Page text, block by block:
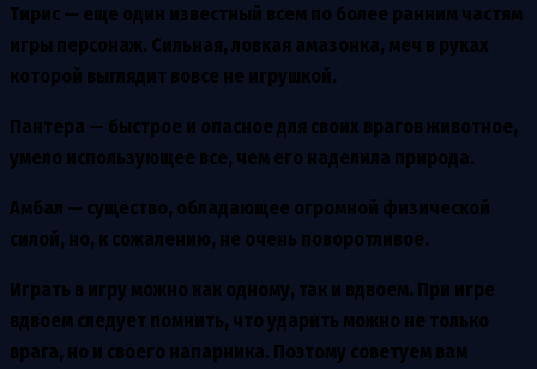
Тирис — еще один известный всем по более ранним частям
игры персонаж. Сильная, ловкая амазонка, меч в руках
которой выглядит вовсе не игрушкой.
Пантера — быстрое и опасное для своих врагов животное,
умело использующее все, чем его наделила природа.
Амбал — существо, обладающее огромной физической
силой, но, к сожалению, не очень поворотливое.
Играть в игру можно как одному, так и вдвоем. При игре
вдвоем следует помнить, что ударить можно не только
врага, но и своего напарника. Поэтому советуем вам